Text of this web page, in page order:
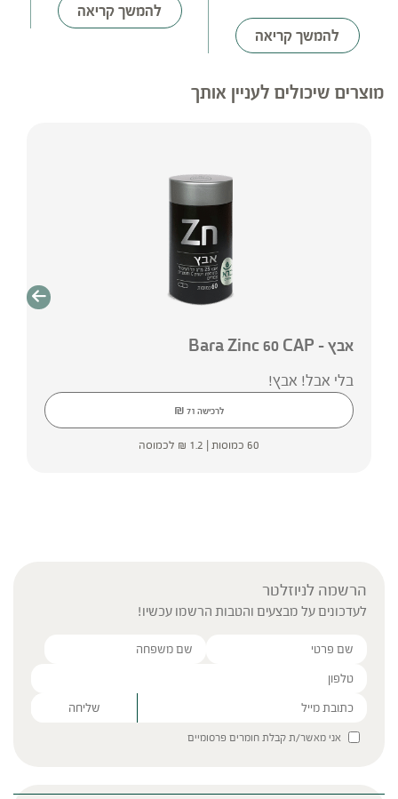
להמשך קריאה
להמשך קריאה
מוצרים שיכולים לעניין אותך
אבץ – Bara Zinc 60 CAP
בלי אבל! אבץ!
לרכישה ₪ 71
60 כמוסות | ₪ 1.2 לכמוסה
הרשמה לניוזלטר
לעדכונים על מבצעים והטבות הרשמו עכשיו!
Please leave this field empty.
אני מאשר/ת קבלת חומרים פרסומיים